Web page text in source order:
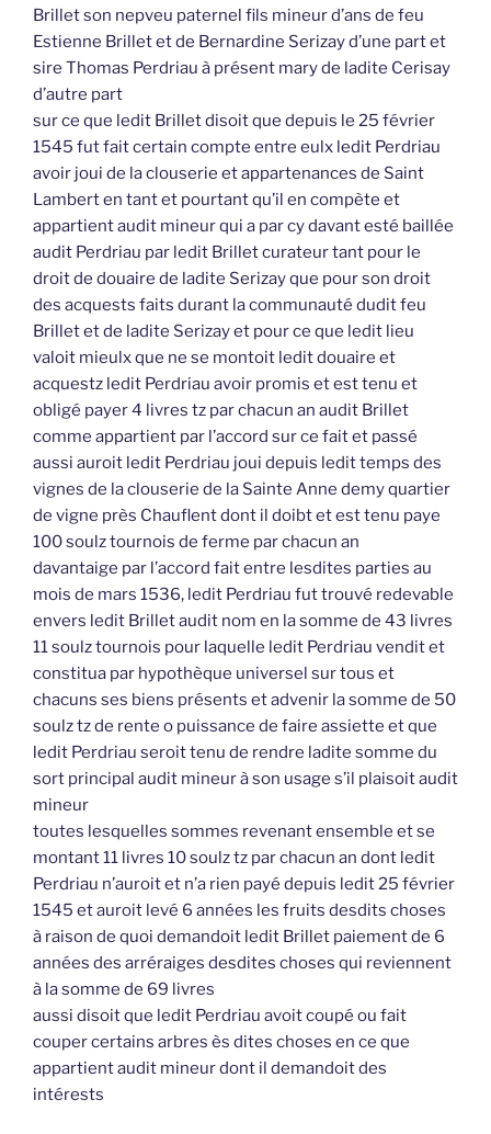
Brillet son nepveu paternel fils mineur d’ans de feu
Estienne Brillet et de Bernardine Serizay d’une part et
sire Thomas Perdriau à présent mary de ladite Cerisay
d’autre part
sur ce que ledit Brillet disoit que depuis le 25 février
1545 fut fait certain compte entre eulx ledit Perdriau
avoir joui de la clouserie et appartenances de Saint
Lambert en tant et pourtant qu’il en compète et
appartient audit mineur qui a par cy davant esté baillée
audit Perdriau par ledit Brillet curateur tant pour le
droit de douaire de ladite Serizay que pour son droit
des acquests faits durant la communauté dudit feu
Brillet et de ladite Serizay et pour ce que ledit lieu
valoit mieulx que ne se montoit ledit douaire et
acquestz ledit Perdriau avoir promis et est tenu et
obligé payer 4 livres tz par chacun an audit Brillet
comme appartient par l’accord sur ce fait et passé
aussi auroit ledit Perdriau joui depuis ledit temps des
vignes de la clouserie de la Sainte Anne demy quartier
de vigne près Chauflent dont il doibt et est tenu paye
100 soulz tournois de ferme par chacun an
davantaige par l’accord fait entre lesdites parties au
mois de mars 1536, ledit Perdriau fut trouvé redevable
envers ledit Brillet audit nom en la somme de 43 livres
11 soulz tournois pour laquelle ledit Perdriau vendit et
constitua par hypothèque universel sur tous et
chacuns ses biens présents et advenir la somme de 50
soulz tz de rente o puissance de faire assiette et que
ledit Perdriau seroit tenu de rendre ladite somme du
sort principal audit mineur à son usage s’il plaisoit audit
mineur
toutes lesquelles sommes revenant ensemble et se
montant 11 livres 10 soulz tz par chacun an dont ledit
Perdriau n’auroit et n’a rien payé depuis ledit 25 février
1545 et auroit levé 6 années les fruits desdits choses
à raison de quoi demandoit ledit Brillet paiement de 6
années des arréraiges desdites choses qui reviennent
à la somme de 69 livres
aussi disoit que ledit Perdriau avoit coupé ou fait
couper certains arbres ès dites choses en ce que
appartient audit mineur dont il demandoit des
intérests